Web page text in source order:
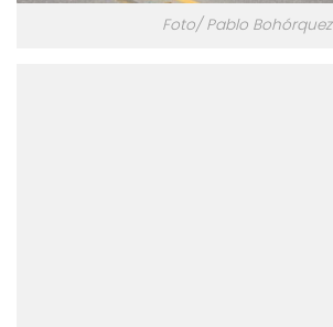
Foto/ Pablo Bohórquez